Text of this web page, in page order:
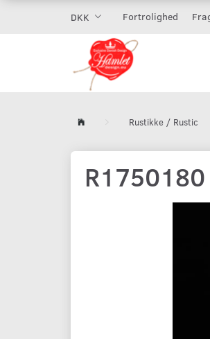
DKK Fortrolighed
Rustikke / Rustic